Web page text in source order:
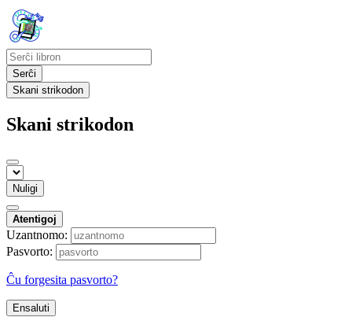
Serĉi
Skani strikodon
Skani strikodon
Nuligi
Atentigoj
Uzantnomo:
Pasvorto:
Ĉu forgesita pasvorto?
Ensaluti